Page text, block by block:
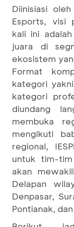
Diinisiasi
Esports, visi
kali ini
juara di
ekosistem
Format
kategori
kategori
diundang
membuka
mengikuti
regional,
untuk tim-
akan
Delapan
Denpasar,
Pontianak,